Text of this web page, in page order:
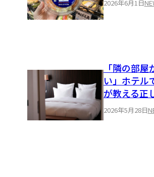
2026年6月1日
「隣の部屋
い」ホテル
が教える正
2026年5月28日